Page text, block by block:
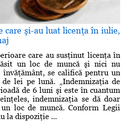
care şi-au luat licenţa în iulie,
care au susţinut licenţa în
un loc de muncă şi nici nu
se califică pentru un
lei pe lună. „Indemnizaţia de
de 6 luni şi este în cuantum
indemnizaţia se dă doar
loc de muncă. Conform Legii
la dispoziţie ...